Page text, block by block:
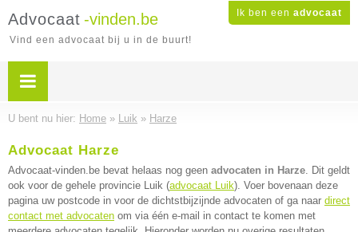
Ik ben een advocaat
Advocaat -vinden.be
Vind een advocaat bij u in de buurt!
U bent nu hier: Home » Luik » Harze
Advocaat Harze
Advocaat-vinden.be bevat helaas nog geen advocaten in Harze. Dit geldt
ook voor de gehele provincie Luik (advocaat Luik). Voer bovenaan deze
pagina uw postcode in voor de dichtstbijzijnde advocaten of ga naar direct
contact met advocaten om via één e-mail in contact te komen met